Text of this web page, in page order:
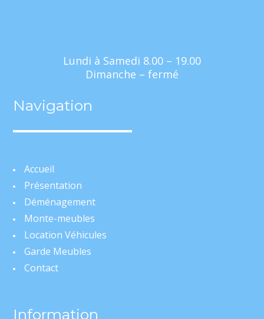
Lundi à Samedi 8.00 – 19.00
Dimanche – fermé
Navigation
Accueil
Présentation
Déménagement
Monte-meubles
Location Véhicules
Garde Meubles
Contact
Information